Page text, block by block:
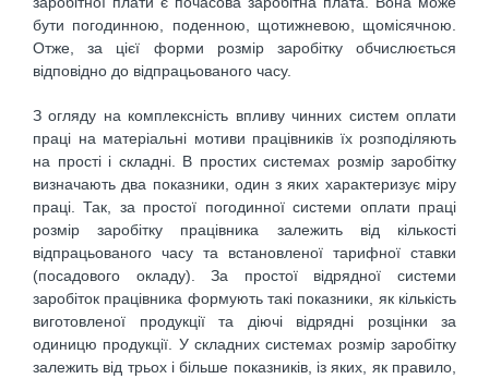
бути погодинною, поденною, щотижневою, щомісячною.
Отже, за цієї форми розмір заробітку обчислюється
відповідно до відпрацьованого часу.
З огляду на комплексність впливу чинних систем оплати
праці на матеріальні мотиви працівників їх розподіляють
на прості і складні. В про­стих системах розмір заробітку
визначають два показники, один з яких ха­рактеризує міру
праці. Так, за простої погодинної системи оплати праці
розмір заробітку працівника залежить від кількості
відпрацьованого часу та встановленої тарифної ставки
(посадового окладу). За простої відряд­ної системи
заробіток працівника формують такі показники, як кількість
виготовленої продукції та діючі відрядні розцінки за
одиницю продукції. У складних системах розмір заробітку
залежить від трьох і більше по­казників, із яких, як правило,